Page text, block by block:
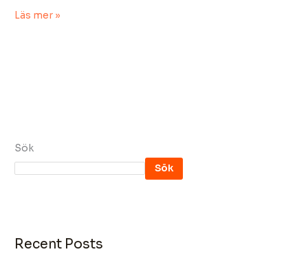
Läs mer »
Sök
Sök
Recent Posts